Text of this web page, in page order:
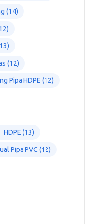
(14)
(12)
Pipa HDPE (12)
HDPE (13)
Pipa PVC (12)